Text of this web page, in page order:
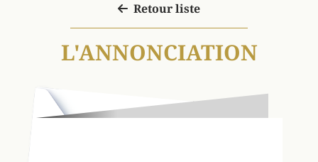
Retour liste
L'ANNONCIATION